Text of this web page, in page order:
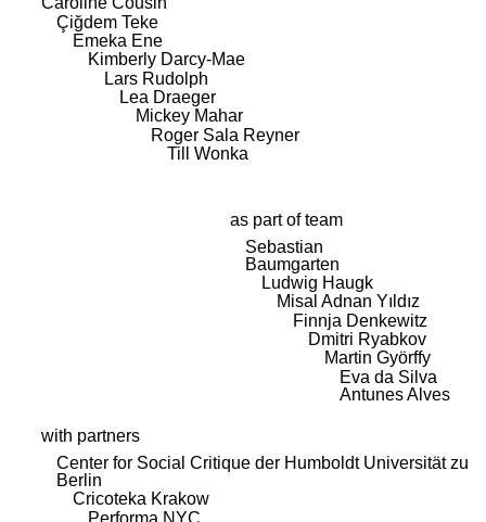
Çiğdem Teke
Emeka Ene
Kimberly Darcy-Mae
Lars Rudolph
Lea Draeger
Mickey Mahar
Roger Sala Reyner
Till Wonka
as part of team
Sebastian
Baumgarten
Ludwig Haugk
Misal Adnan Yıldız
Finnja Denkewitz
Dmitri Ryabkov
Martin Györffy
Eva da Silva
Antunes Alves
with partners
Center for Social Critique der Humboldt Universität zu
Berlin
Cricoteka Krakow
Performa NYC